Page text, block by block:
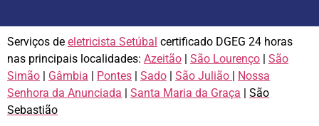
Serviços de eletricista Setúbal certificado DGEG 24 horas
nas principais localidades: Azeitão | São Lourenço | São
Simão | Gâmbia | Pontes | Sado | São Julião | Nossa
Senhora da Anunciada | Santa Maria da Graça | São
Sebastião